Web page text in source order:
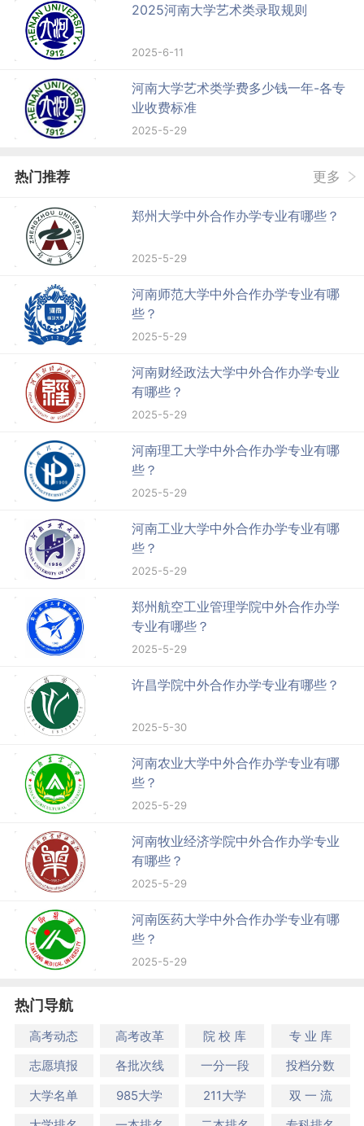
2025河南大学艺术类录取规则
2025-6-11
河南大学艺术类学费多少钱一年-各专
业收费标准
2025-5-29
热门推荐 更多
郑州大学中外合作办学专业有哪些？
2025-5-29
河南师范大学中外合作办学专业有哪
些？
2025-5-29
河南财经政法大学中外合作办学专业
有哪些？
2025-5-29
河南理工大学中外合作办学专业有哪
些？
2025-5-29
河南工业大学中外合作办学专业有哪
些？
2025-5-29
郑州航空工业管理学院中外合作办学
专业有哪些？
2025-5-29
许昌学院中外合作办学专业有哪些？
2025-5-30
河南农业大学中外合作办学专业有哪
些？
2025-5-29
河南牧业经济学院中外合作办学专业
有哪些？
2025-5-29
河南医药大学中外合作办学专业有哪
些？
2025-5-29
热门导航
高考动态 高考改革 院 校 库
专 业 库
志愿填报
各批次线 一分一段
投档分数
大学名单
985大学 211大学
双 一 流